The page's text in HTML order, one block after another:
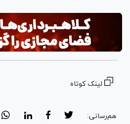
لینک کوتاه
هم‌رسانی: